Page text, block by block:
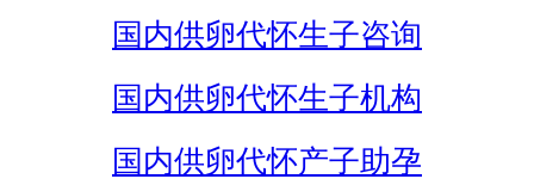
国内供卵代怀生子咨询
国内供卵代怀生子机构
国内供卵代怀产子助孕